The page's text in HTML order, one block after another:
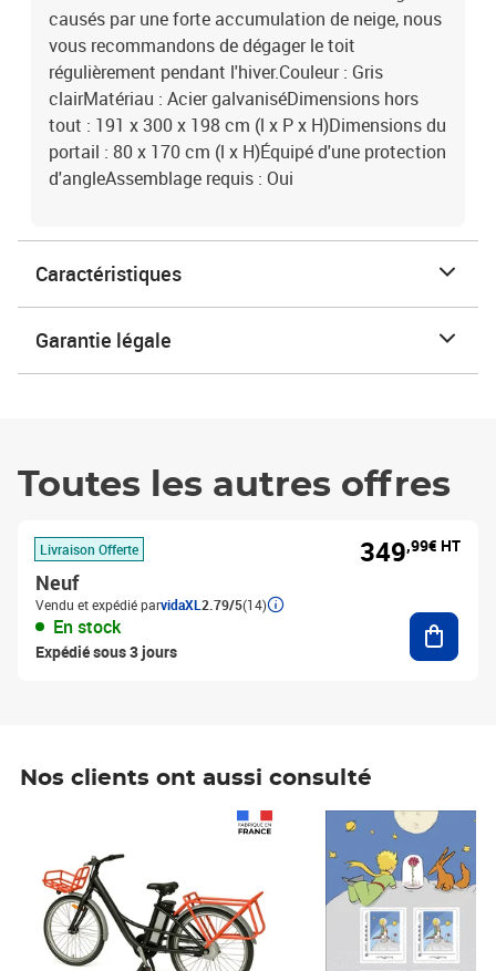
causés par une forte accumulation de neige, nous
vous recommandons de dégager le toit
régulièrement pendant l'hiver.Couleur : Gris
clairMatériau : Acier galvaniséDimensions hors
tout : 191 x 300 x 198 cm (l x P x H)Dimensions du
portail : 80 x 170 cm (l x H)Équipé d'une protection
d'angleAssemblage requis : Oui
Caractéristiques
Garantie légale
Toutes les autres offres
Livraison Offerte
Neuf
Vendu et expédié parvidaXL 2.79/5(14)
En stock
Expédié sous 3 jours
349,99€ HT
Nos clients ont aussi consulté
Prix 6,25€ HT